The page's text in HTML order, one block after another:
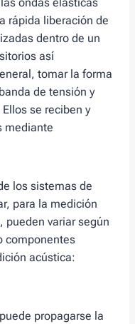
rápida liberación de
dentro de un
así
tomar la forma
de tensión y
se reciben y
mediante
los sistemas de
para la medición
variar según
componentes
acústica:
propagarse la